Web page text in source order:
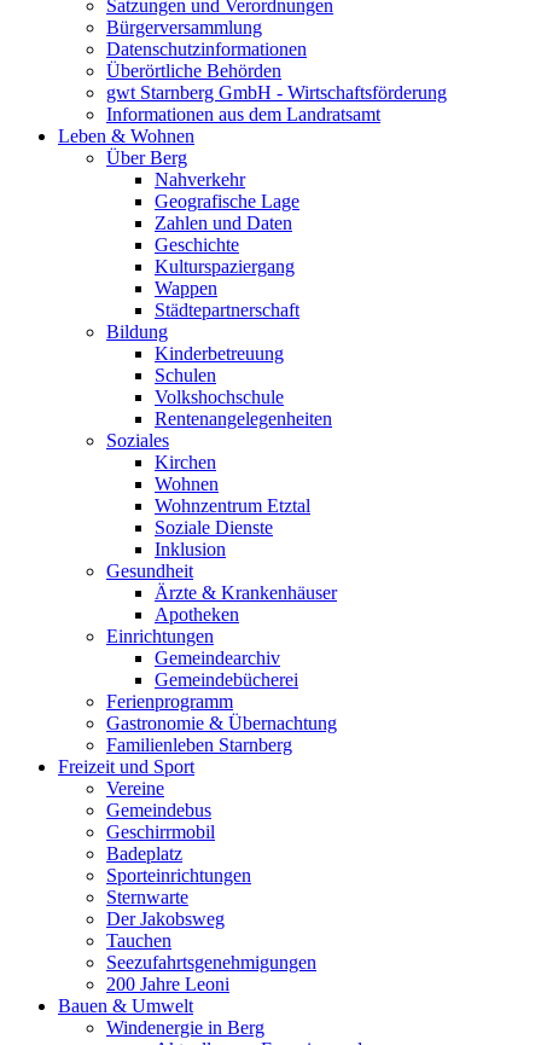
Satzungen und Verordnungen
Bürgerversammlung
Datenschutzinformationen
Überörtliche Behörden
gwt Starnberg GmbH - Wirtschaftsförderung
Informationen aus dem Landratsamt
Leben & Wohnen
Über Berg
Nahverkehr
Geografische Lage
Zahlen und Daten
Geschichte
Kulturspaziergang
Wappen
Städtepartnerschaft
Bildung
Kinderbetreuung
Schulen
Volkshochschule
Rentenangelegenheiten
Soziales
Kirchen
Wohnen
Wohnzentrum Etztal
Soziale Dienste
Inklusion
Gesundheit
Ärzte & Krankenhäuser
Apotheken
Einrichtungen
Gemeindearchiv
Gemeindebücherei
Ferienprogramm
Gastronomie & Übernachtung
Familienleben Starnberg
Freizeit und Sport
Vereine
Gemeindebus
Geschirrmobil
Badeplatz
Sporteinrichtungen
Sternwarte
Der Jakobsweg
Tauchen
Seezufahrtsgenehmigungen
200 Jahre Leoni
Bauen & Umwelt
Windenergie in Berg